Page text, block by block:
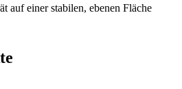
auf einer stabilen, ebenen Fläche